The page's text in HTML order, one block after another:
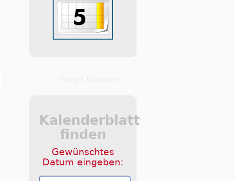
Kalenderblatt
finden
Gewünschtes
Datum eingeben: